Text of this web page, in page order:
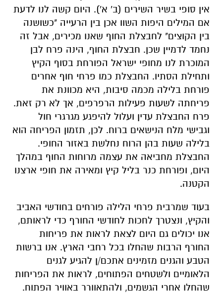
אין סופי בשיר השירים (ב' א'). היום קשה לנו לדעת
אם המילים היפות השוו אכן בין הרעייה "כשושנה
בין הקוצים" לחבצלת החוף שאנו מכירים, אבל זה
נחמד לדמיין שכן. חבצלת החוף, הינה פרח לבן
המוכרת לנו מחופי ישראל הפורחת בסוף הקיץ
ותחילת הסתיו. החבצלת כמו פרחי חוף אחרים
פורחת בלילה מכמה סיבות, היא מכוונת את
פריחתה לשעות פעילות הרפרפים, אך לא רק זאת.
פרח החבצלת עדין ועלול להיפגע מגרגרי חול
וגבישי מלח הנישאים ברוח. לכן, תזמון הפריחה הוא
בלילה שעות בהן הרוח נחלשת באזור החופי.
החבצלת מחביאה את עצמה מרוחות החוף במהלך
היום, ופורחת כנר בליל קיץ ומאירה את חופי ארצנו
הקטנה.
בעוד שמרבית פרחי הלילה פורחים בחודשי האביב
והקיץ, ונצטרך לחכות לחודשי החורף כדי לראותם,
אנו יכולים גם היום לצאת לראות את פריחות
החורף הרבות שהחלו בכל רחבי הארץ. אנו ברשות
הטבע והגנים מזמינים אתכם/ן להגיע לגנים
הלאומיים ולשטחים הפתוחים, לראות את הפריחות
שהחלו אחרי הגשמים, ולהתאוורר באוויר הפתוח.